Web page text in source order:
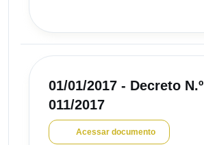
01/01/2017 - Decreto N.º
011/2017
Acessar documento